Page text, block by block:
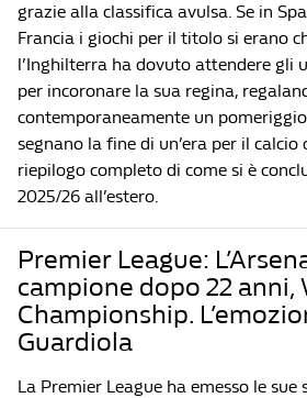
grazie alla classifica avulsa. Se in
Francia i giochi per il titolo si erano
l’Inghilterra ha dovuto attendere gli
per incoronare la sua regina,
contemporaneamente un
segnano la fine di un’era per il calcio
riepilogo completo di come si è
2025/26 all’estero.
Premier League:
campione dopo 22 anni,
Championship.
Guardiola
La Premier League ha emesso le